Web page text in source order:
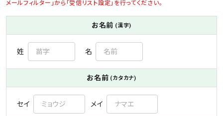
メールフィルター」から「受信リスト設定」を行ってください。
お名前 (漢字)
姓 名
お名前 (カタカナ)
セイ メイ